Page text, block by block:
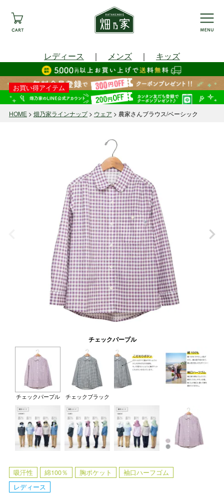
レディース ｜ メンズ ｜ キッズ
HOME 畑乃家ラインナップ ウェア 農家さんブラウス/ベーシック
チェックパープル
チェックパープル チェックブラック
吸汗性 綿100％ 胸ポケット
袖口ハーフゴム
レディース
お買い得アイテム